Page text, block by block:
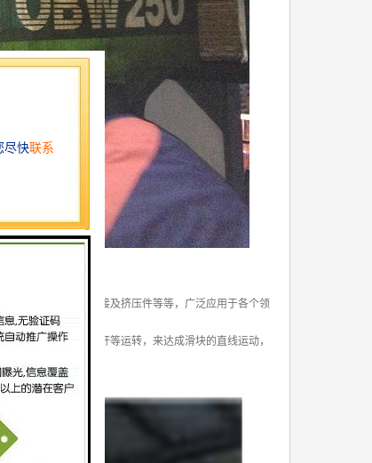
，精冲，整形，铆接及挤压件等等，广泛应用于各个领
或偏心齿轮）、连杆等运转，来达成滑块的直线运动，